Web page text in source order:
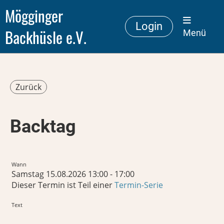
Mögginger
Backhüsle e.V.
Login
Menü
Zurück
Backtag
Wann
Samstag 15.08.2026 13:00 - 17:00
Dieser Termin ist Teil einerTermin-Serie
Text